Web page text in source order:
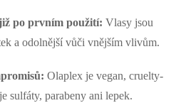
po prvním použití: Vlasy jsou
a odolnější vůči vnějším vlivům.
Olaplex je vegan, cruelty-
sulfáty, parabeny ani lepek.